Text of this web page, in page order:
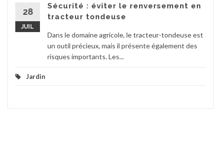
28
JUIL
Sécurité : éviter le renversement en
tracteur tondeuse
Dans le domaine agricole, le tracteur-tondeuse est
un outil précieux, mais il présente également des
risques importants. Les...
Jardin